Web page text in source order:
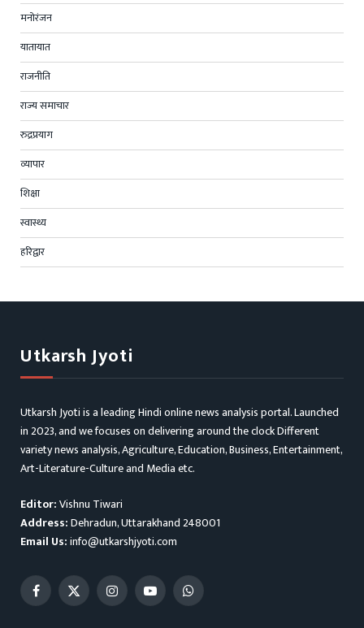
मनोरंजन
यातायात
राजनीति
राज्य समाचार
रुद्रप्रयाग
व्यापार
शिक्षा
स्वास्थ्य
हरिद्वार
Utkarsh Jyoti
Utkarsh Jyoti is a leading Hindi online news analysis portal. Launched
in 2023, and we focuses on delivering around the clock Different
variety news analysis, Agriculture, Education, Business, Entertainment,
Art-Literature-Culture and Media etc.
Editor:Vishnu Tiwari
Address:Dehradun, Uttarakhand 248001
Email Us:info@utkarshjyoti.com
Facebook
X
InstagramYouTubeWhatsApp